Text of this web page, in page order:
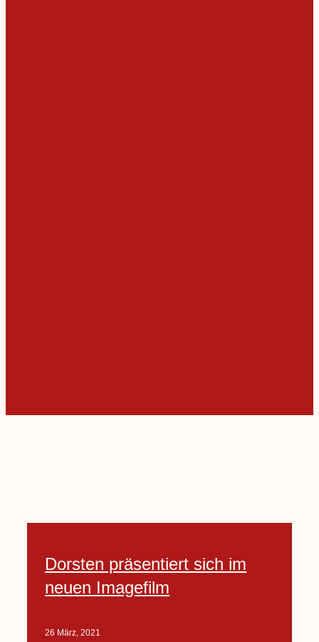
Dorsten präsentiert sich im
neuen Imagefilm
26 März, 2021